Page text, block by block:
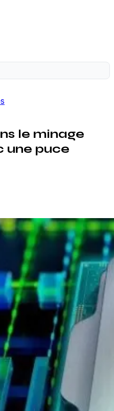
le minage
une puce